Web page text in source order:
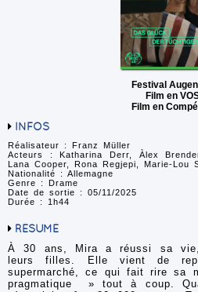
Festival
Film en
Film en
INFOS
Réalisateur : Franz Müller
Acteurs : Katharina Derr, Àlex
Lana Cooper, Rona Regjepi, Marie-Lou
Nationalité : Allemagne
Genre : Drame
Date de sortie : 05/11/2025
Durée : 1h44
RÉSUMÉ
À 30 ans, Mira a réussi sa
leurs filles. Elle vient de
supermarché, ce qui fait rire sa
pragmatique » tout à coup.